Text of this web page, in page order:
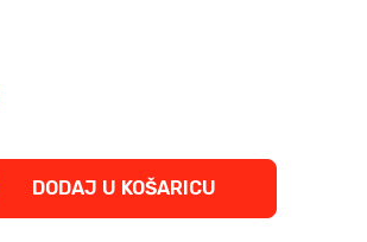
DODAJ U KOŠARICU